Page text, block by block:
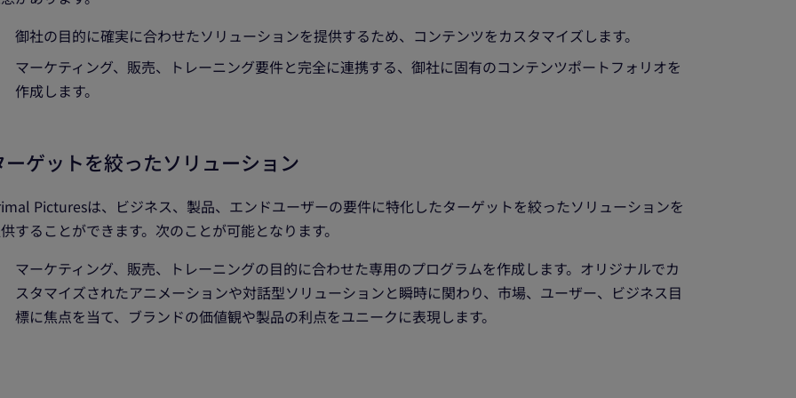
御社の目的に確実に合わせたソリューションを提供するため、コンテンツをカスタマイズします。
マーケティング、販売、トレーニング要件と完全に連携する、御社に固有のコンテンツポートフォリオを
作成します。
ーゲットを絞ったソリューション
Picturesは、ビジネス、製品、エンドユーザーの要件に特化したターゲットを絞ったソリューションを
することができます。次のことが可能となります。
マーケティング、販売、トレーニングの目的に合わせた専用のプログラムを作成します。オリジナルでカ
スタマイズされたアニメーションや対話型ソリューションと瞬時に関わり、市場、ユーザー、ビジネス目
標に焦点を当て、ブランドの価値観や製品の利点をユニークに表現します。